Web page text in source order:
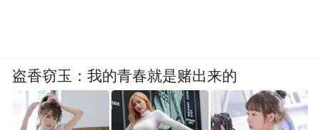
盗香窃玉：我的青春就是赌出来的